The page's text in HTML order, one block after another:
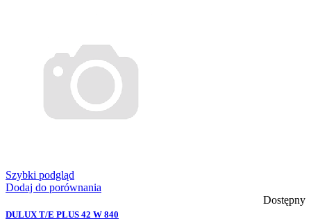
Szybki podgląd
Dodaj do porównania
Dostępny
DULUX T/E PLUS 42 W 840